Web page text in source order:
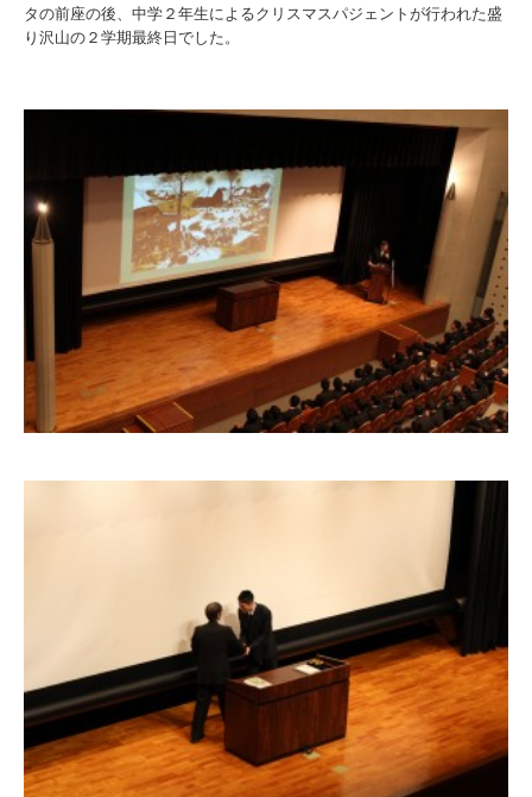
タの前座の後、中学２年生によるクリスマスパジェントが行われた盛
り沢山の２学期最終日でした。